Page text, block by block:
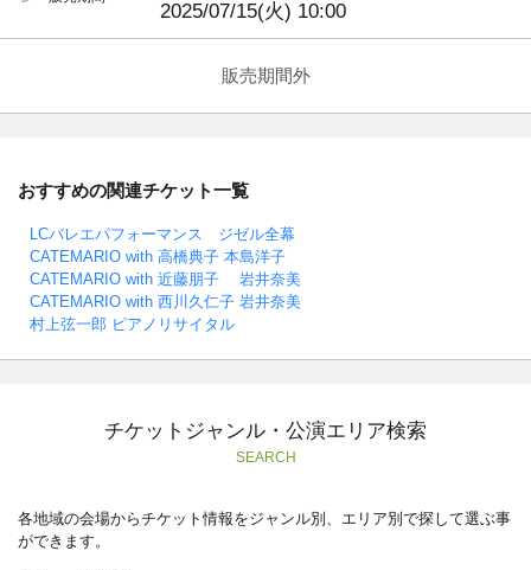
2025/07/15(火) 10:00
販売期間外
おすすめの関連チケット一覧
LCバレエパフォーマンス ジゼル全幕
CATEMARIO with 高橋典子 本島洋子
CATEMARIO with 近藤朋子 岩井奈美
CATEMARIO with 西川久仁子 岩井奈美
村上弦一郎 ピアノリサイタル
チケットジャンル・公演エリア検索
SEARCH
各地域の会場からチケット情報をジャンル別、エリア別で探して選ぶ事
ができます。